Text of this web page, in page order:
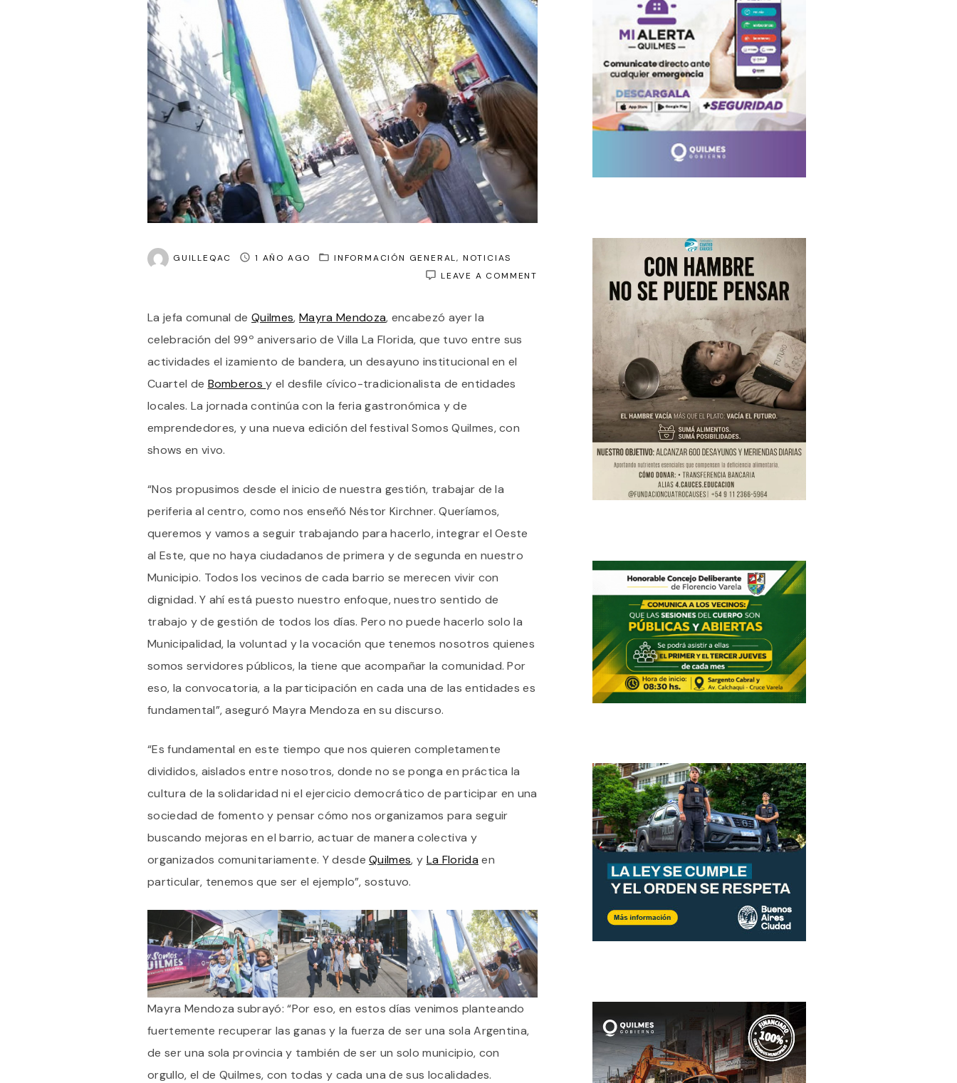
GUILLEQAC 1 AÑO AGO INFORMACIÓN GENERAL NOTICIAS
LEAVE A COMMENT
ANIVERSARIO
La jefa comunal deQuilmes, Mayra Mendoza, encabezó ayer la
celebración del 99º aniversario de Villa La Florida, que tuvo entre sus
actividades el izamiento de bandera, un desayuno institucional en el
Cuartel de Bomberosy el desfile cívico-tradicionalista de entidades
locales. La jornada continúa con la feria gastronómica y de
emprendedores, y una nueva edición del festival Somos Quilmes, con
shows en vivo.
“Nos propusimos desde el inicio de nuestra gestión, trabajar de la
periferia al centro, como nos enseñó Néstor Kirchner. Queríamos,
queremos y vamos a seguir trabajando para hacerlo, integrar el Oeste
al Este, que no haya ciudadanos de primera y de segunda en nuestro
Municipio. Todos los vecinos de cada barrio se merecen vivir con
dignidad. Y ahí está puesto nuestro enfoque, nuestro sentido de
trabajo y de gestión de todos los días. Pero no puede hacerlo solo la
Municipalidad, la voluntad y la vocación que tenemos nosotros quienes
somos servidores públicos, la tiene que acompañar la comunidad. Por
eso, la convocatoria, a la participación en cada una de las entidades es
fundamental”, aseguró Mayra Mendoza en su discurso.
“Es fundamental en este tiempo que nos quieren completamente
divididos, aislados entre nosotros, donde no se ponga en práctica la
cultura de la solidaridad ni el ejercicio democrático de participar en una
sociedad de fomento y pensar cómo nos organizamos para seguir
buscando mejoras en el barrio, actuar de manera colectiva y
organizados comunitariamente. Y desdeQuilmes, y La Florida en
particular, tenemos que ser el ejemplo”, sostuvo.
Mayra Mendoza subrayó: “Por eso, en estos días venimos planteando
fuertemente recuperar las ganas y la fuerza de ser una sola Argentina,
de ser una sola provincia y también de ser un solo municipio, con
orgullo, el de Quilmes, con todas y cada una de sus localidades.